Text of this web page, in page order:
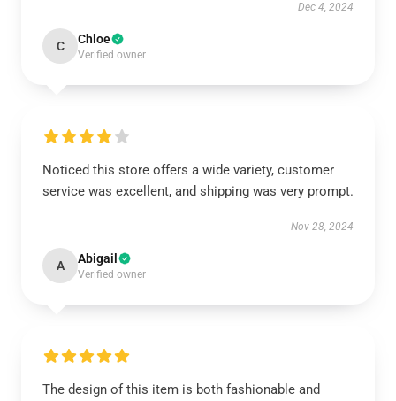
Dec 4, 2024
C Chloe
Verified owner
Noticed this store offers a wide variety, customer
service was excellent, and shipping was very prompt.
Nov 28, 2024
A Abigail
Verified owner
The design of this item is both fashionable and